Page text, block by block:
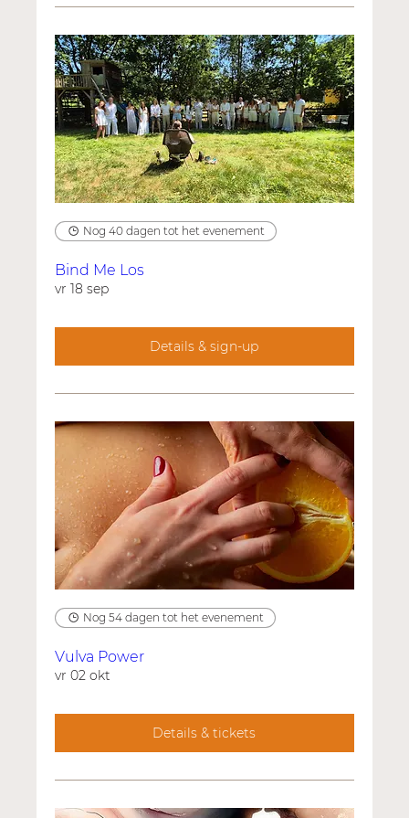
Nog 40 dagen tot het evenement
Bind Me Los
vr 18 sep
Details & sign-up
Nog 54 dagen tot het evenement
Vulva Power
vr 02 okt
Details & tickets